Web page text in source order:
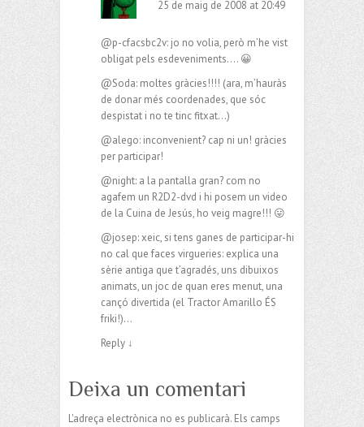
25 de maig de 2008 at 20:49
@p-cfacsbc2v: jo no volia, però m’he vist
obligat pels esdeveniments…. 😀
@Soda: moltes gràcies!!!! (ara, m’hauràs
de donar més coordenades, que sóc
despistat i no te tinc fitxat…)
@alego: inconvenient? cap ni un! gràcies
per participar!
@night: a la pantalla gran? com no
agafem un R2D2-dvd i hi posem un video
de la Cuina de Jesús, ho veig magre!!! 😛
@josep: xeic, si tens ganes de participar-hi
no cal que faces virgueries: explica una
sèrie antiga que t’agradés, uns dibuixos
animats, un joc de quan eres menut, una
cançó divertida (el Tractor Amarillo ÉS
friki!)…
Reply ↓
Deixa un comentari
L'adreça electrònica no es publicarà. Els camps